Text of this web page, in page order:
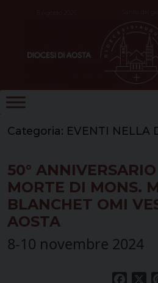
Categoria: EVENTI NELLA
50°
MORTE DI MONS.
BLANCHET OMI
AOSTA
8-10 novembre 2024